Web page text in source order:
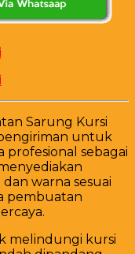
Sarung Kursi
untuk
profesional sebagai
warna sesuai
pembuatan
melindungi kursi